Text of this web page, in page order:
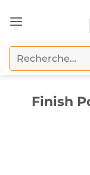
au
Recherche
pour :
Finish